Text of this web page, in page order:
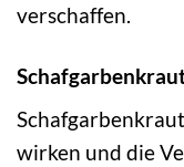
verschaffen.
wirken und die